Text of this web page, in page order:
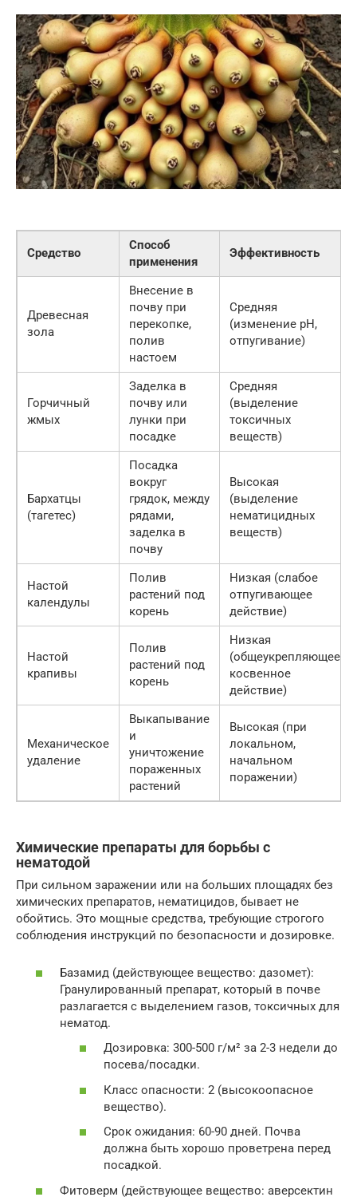
Средство
Способ
применения
Эффективность
Древесная
зола
Внесение в
почву при
перекопке,
полив
настоем
Средняя
(изменение pH,
отпугивание)
Горчичный
жмых
Заделка в
почву или
лунки при
посадке
Средняя
(выделение
токсичных
веществ)
Бархатцы
(тагетес)
Посадка
вокруг
грядок, между
рядами,
заделка в
почву
Высокая
(выделение
нематицидных
веществ)
Настой
календулы
Полив
растений под
корень
Низкая (слабое
отпугивающее
действие)
Настой
крапивы
Полив
растений под
корень
Низкая
(общеукрепляющее,
косвенное
действие)
Механическое
удаление
Выкапывание
и
уничтожение
пораженных
растений
Высокая (при
локальном,
начальном
поражении)
Химические препараты для борьбы с
нематодой
При сильном заражении или на больших площадях без
химических препаратов, нематицидов, бывает не
обойтись. Это мощные средства, требующие строгого
соблюдения инструкций по безопасности и дозировке.
Базамид (действующее вещество: дазомет):
Гранулированный препарат, который в почве
разлагается с выделением газов, токсичных для
нематод.
Дозировка: 300-500 г/м² за 2-3 недели до
посева/посадки.
Класс опасности: 2 (высокоопасное
вещество).
Срок ожидания: 60-90 дней. Почва
должна быть хорошо проветрена перед
посадкой.
Фитоверм (действующее вещество: аверсектин